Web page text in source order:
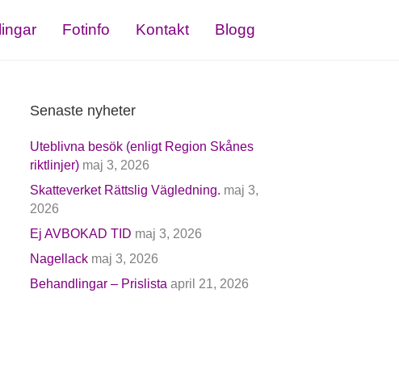
Fotinfo Kontakt Blogg
Senaste nyheter
Uteblivna besök (enligt Region Skånes
riktlinjer) maj 3, 2026
Skatteverket Rättslig Vägledning. maj 3,
2026
Ej AVBOKAD TID maj 3, 2026
Nagellack maj 3, 2026
Behandlingar – Prislista april 21, 2026